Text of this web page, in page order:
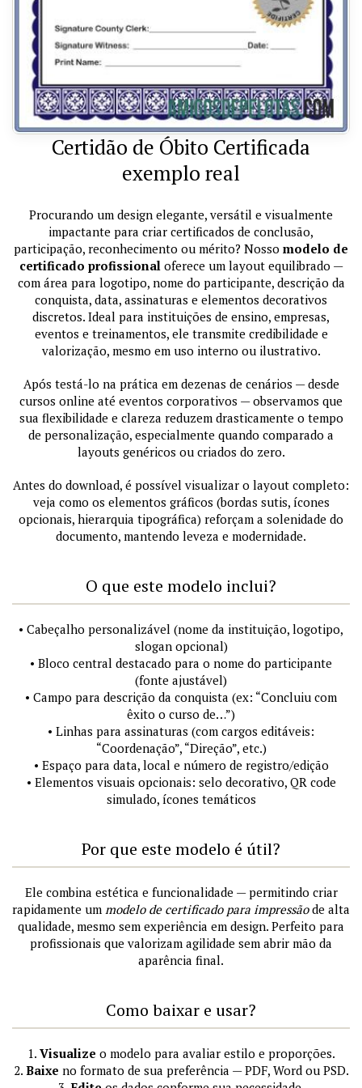
Certidão de Óbito Certificada
exemplo real
Procurando um design elegante, versátil e visualmente
impactante para criar certificados de conclusão,
participação, reconhecimento ou mérito? Nosso modelo de
certificado profissionaloferece um layout equilibrado —
com área para logotipo, nome do participante, descrição da
conquista, data, assinaturas e elementos decorativos
discretos. Ideal para instituições de ensino, empresas,
eventos e treinamentos, ele transmite credibilidade e
valorização, mesmo em uso interno ou ilustrativo.
Após testá-lo na prática em dezenas de cenários — desde
cursos online até eventos corporativos — observamos que
sua flexibilidade e clareza reduzem drasticamente o tempo
de personalização, especialmente quando comparado a
layouts genéricos ou criados do zero.
Antes do download, é possível visualizar o layout completo:
veja como os elementos gráficos (bordas sutis, ícones
opcionais, hierarquia tipográfica) reforçam a solenidade do
documento, mantendo leveza e modernidade.
O que este modelo inclui?
• Cabeçalho personalizável (nome da instituição, logotipo,
slogan opcional)
• Bloco central destacado para o nome do participante
(fonte ajustável)
• Campo para descrição da conquista (ex: “Concluiu com
êxito o curso de…”)
• Linhas para assinaturas (com cargos editáveis:
“Coordenação”, “Direção”, etc.)
• Espaço para data, local e número de registro/edição
• Elementos visuais opcionais: selo decorativo, QR code
simulado, ícones temáticos
Por que este modelo é útil?
Ele combina estética e funcionalidade — permitindo criar
rapidamente um modelo de certificado para impressãode alta
qualidade, mesmo sem experiência em design. Perfeito para
profissionais que valorizam agilidade sem abrir mão da
aparência final.
Como baixar e usar?
1. Visualize o modelo para avaliar estilo e proporções.
2. Baixe no formato de sua preferência — PDF, Word ou PSD.